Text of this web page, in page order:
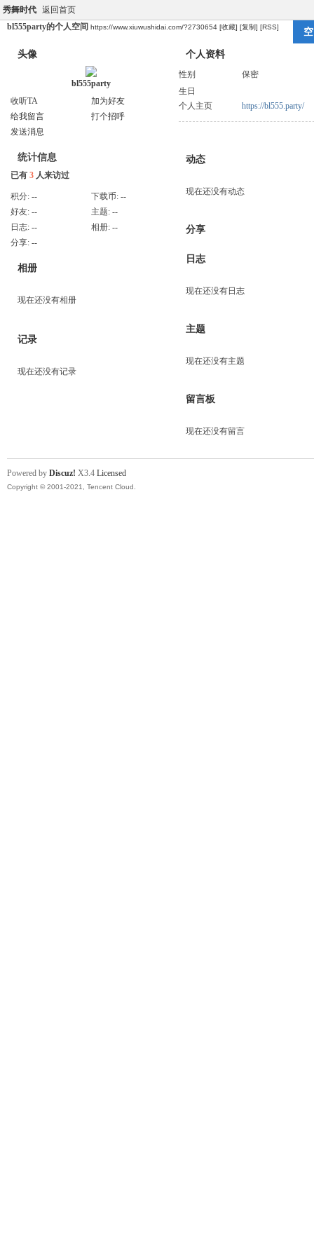
秀舞时代 返回首页
bl555party的个人空间 https://www.xiuwushidai.com/?2730654 [收藏] [复制] [RSS]
头像
bl555party
收听TA
加为好友
给我留言
打个招呼
发送消息
统计信息
已有 3 人来访过
积分: -- 下载币: --
好友: -- 主题: --
日志: -- 相册: --
分享: --
相册
现在还没有相册
记录
现在还没有记录
个人资料
性别
保密
生日
个人主页
https://bl555.party/
动态
现在还没有动态
分享
日志
现在还没有日志
主题
现在还没有主题
留言板
现在还没有留言
Powered by Discuz! X3.4 Licensed
Copyright © 2001-2021, Tencent Cloud.